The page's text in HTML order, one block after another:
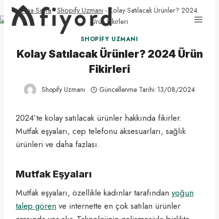
Skip
to
Ana Sayfa-Shopify Uzmanı -Kolay Satılacak Ürünler? 2024
Ürün Fikirleri
SHOPIFY UZMANI
Kolay Satılacak Ürünler? 2024 Ürün
Fikirleri
Shopify Uzmanı Güncellenme Tarihi: 13/08/2024
2024’te kolay satılacak ürünler hakkında fikirler.
Mutfak eşyaları, cep telefonu aksesuarları, sağlık
ürünleri ve daha fazlası.
Mutfak Eşyaları
Mutfak eşyaları, özellikle kadınlar tarafından yoğun
talep gören ve internette en çok satılan ürünler